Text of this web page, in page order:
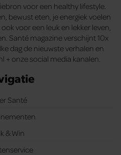
voor een healthy lifestyle.
bewust eten, je energiek voelen
voor een leuk en lekker leven,
Santé magazine verschijnt 10x
dag de nieuwste verhalen en
+ onze social media kanalen.
Santé
& Win